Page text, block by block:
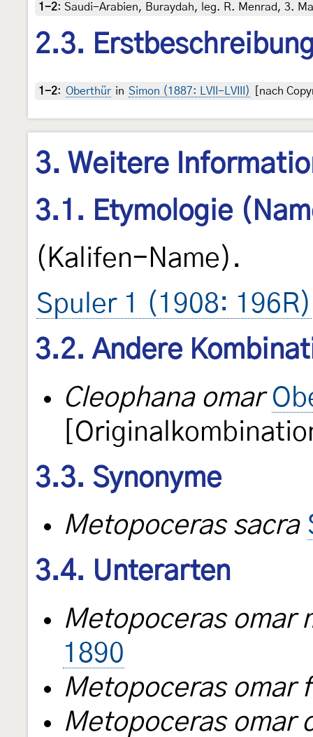
1-2: Saudi-Arabien, Buraydah, leg. R. Menrad, 3.
2.3.
1-2: Oberthür in Simon (1887: LVII-LVIII) [nach
3. Weitere
3.1. Etymologie
(Kalifen-Name).
Spuler 1 (1908: 196R)
3.2. Andere
Cleophana omar
3.3. Synonyme
Metopoceras sacra
3.4. Unterarten
Metopoceras omar
1890
Metopoceras omar
Metopoceras omar